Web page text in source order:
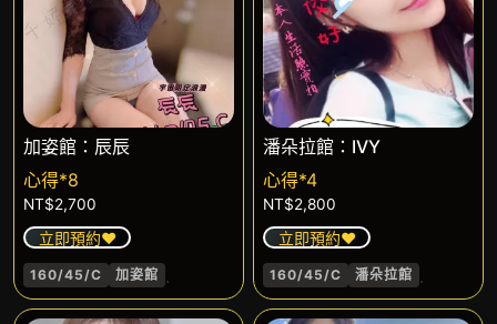
加姿館：辰辰
心得*8
NT$2,700
立即預約❤️
160/45/C 加姿館 .
潘朵拉館：IVY
心得*4
NT$2,800
立即預約❤️
160/45/C 潘朵拉館 .